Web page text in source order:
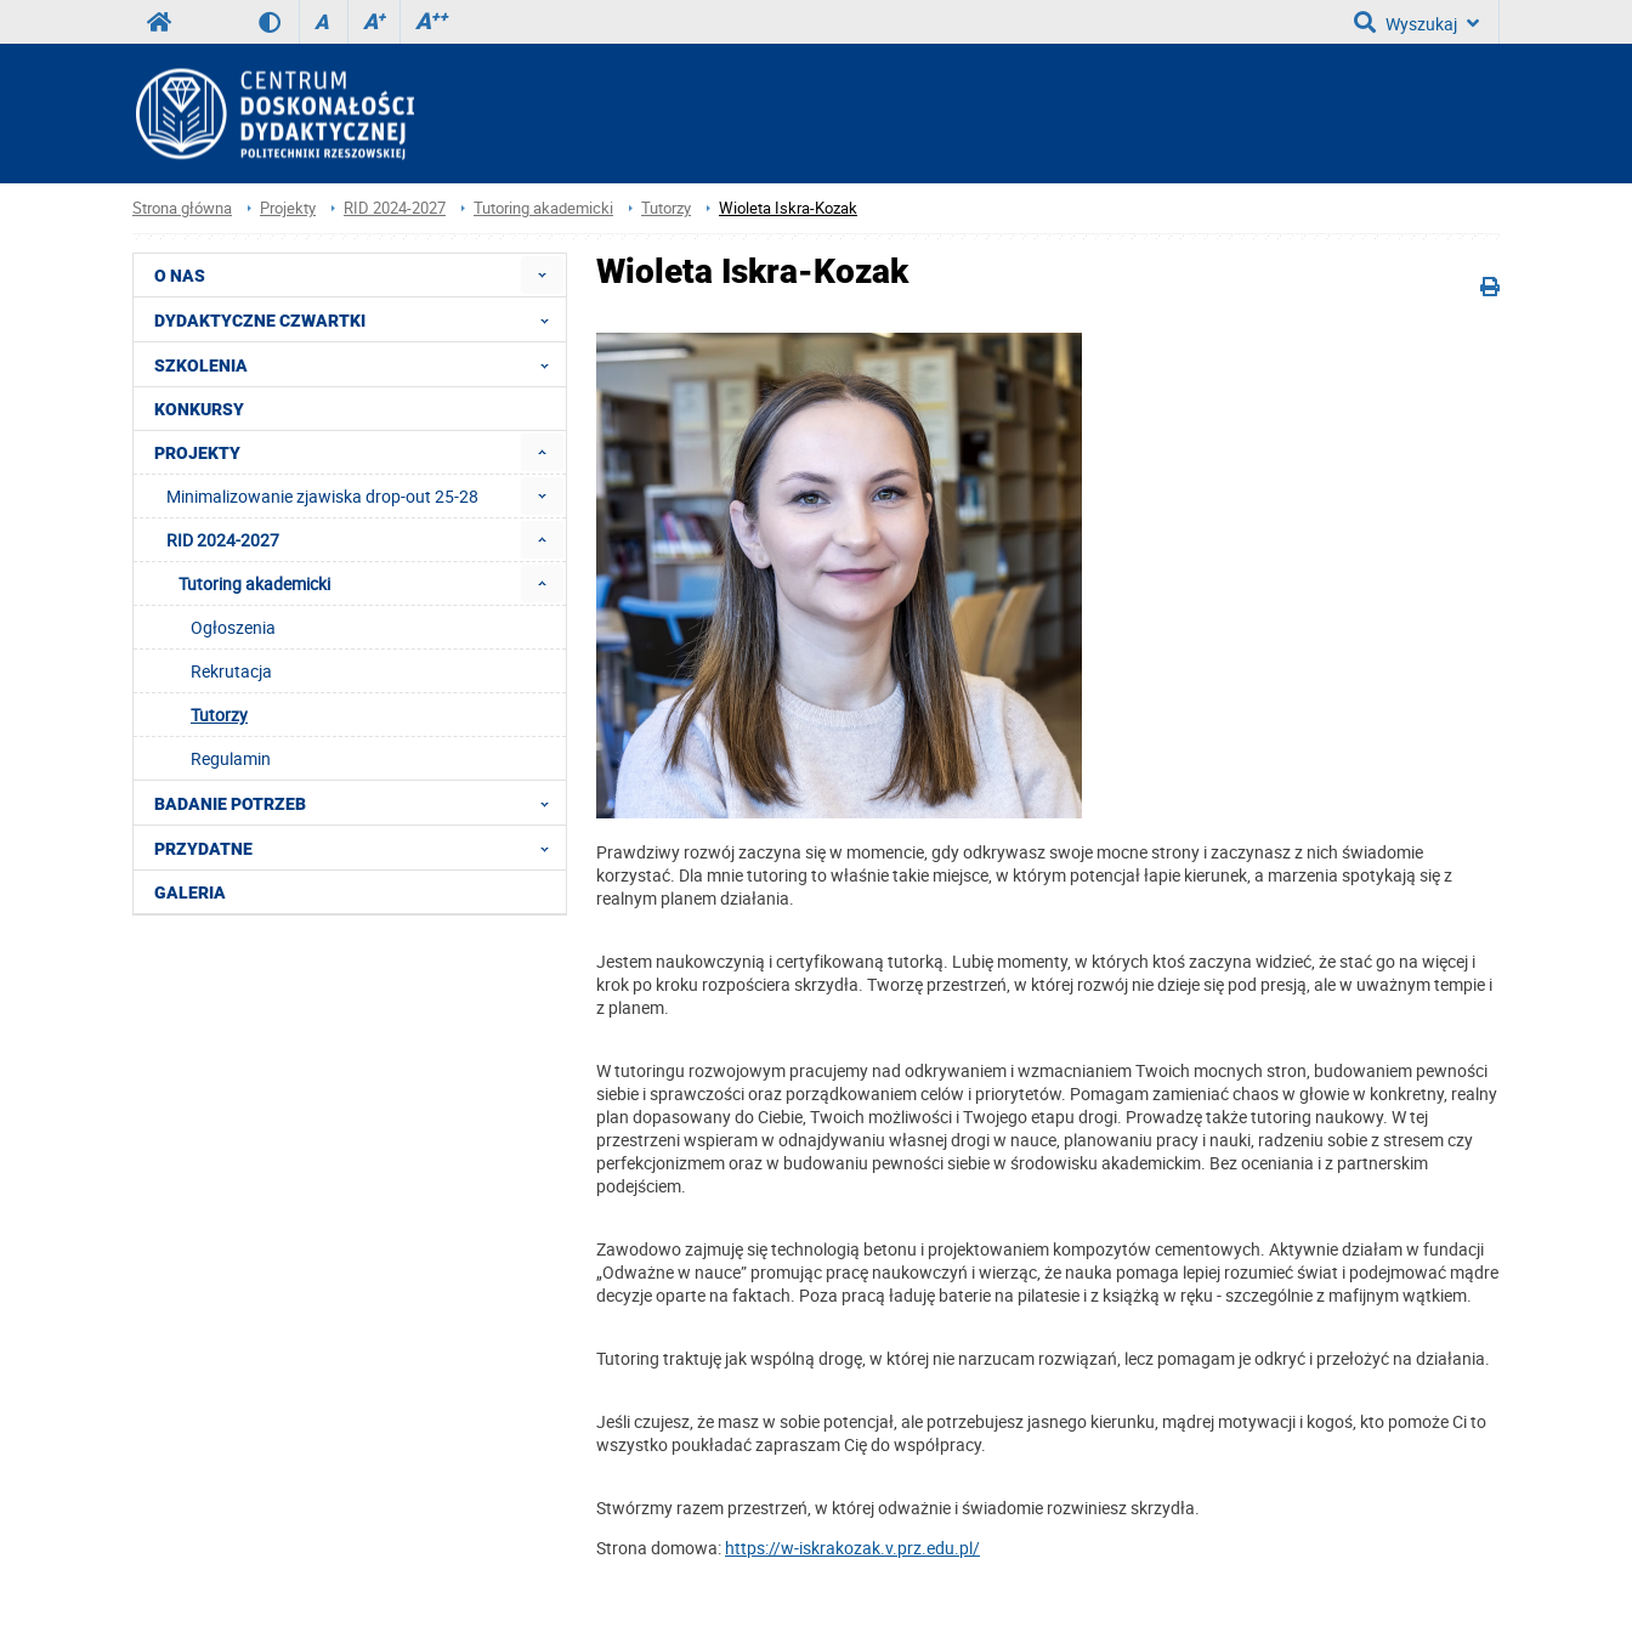
A A+ A++ Wyszukaj
Strona główna Projekty RID 2024-2027 Tutoring akademicki Tutorzy Wioleta Iskra-Kozak
O NAS
DYDAKTYCZNE CZWARTKI
SZKOLENIA
KONKURSY
PROJEKTY
Minimalizowanie zjawiska drop-out 25-28
RID 2024-2027
Tutoring akademicki
Ogłoszenia
Rekrutacja
Tutorzy
Regulamin
BADANIE POTRZEB
PRZYDATNE
GALERIA
Wioleta Iskra-Kozak
Prawdziwy rozwój zaczyna się w momencie, gdy odkrywasz swoje mocne strony i zaczynasz z nich świadomie
korzystać. Dla mnie tutoring to właśnie takie miejsce, w którym potencjał łapie kierunek, a marzenia spotykają się z
realnym planem działania.
Jestem naukowczynią i certyfikowaną tutorką. Lubię momenty, w których ktoś zaczyna widzieć, że stać go na więcej i
krok po kroku rozpościera skrzydła. Tworzę przestrzeń, w której rozwój nie dzieje się pod presją, ale w uważnym tempie i
z planem.
W tutoringu rozwojowym pracujemy nad odkrywaniem i wzmacnianiem Twoich mocnych stron, budowaniem pewności
siebie i sprawczości oraz porządkowaniem celów i priorytetów. Pomagam zamieniać chaos w głowie w konkretny, realny
plan dopasowany do Ciebie, Twoich możliwości i Twojego etapu drogi. Prowadzę także tutoring naukowy. W tej
przestrzeni wspieram w odnajdywaniu własnej drogi w nauce, planowaniu pracy i nauki, radzeniu sobie z stresem czy
perfekcjonizmem oraz w budowaniu pewności siebie w środowisku akademickim. Bez oceniania i z partnerskim
podejściem.
Zawodowo zajmuję się technologią betonu i projektowaniem kompozytów cementowych. Aktywnie działam w fundacji
„Odważne w nauce” promując pracę naukowczyń i wierząc, że nauka pomaga lepiej rozumieć świat i podejmować mądre
decyzje oparte na faktach. Poza pracą ładuję baterie na pilatesie i z książką w ręku - szczególnie z mafijnym wątkiem.
Tutoring traktuję jak wspólną drogę, w której nie narzucam rozwiązań, lecz pomagam je odkryć i przełożyć na działania.
Jeśli czujesz, że masz w sobie potencjał, ale potrzebujesz jasnego kierunku, mądrej motywacji i kogoś, kto pomoże Ci to
wszystko poukładać zapraszam Cię do współpracy.
Stwórzmy razem przestrzeń, w której odważnie i świadomie rozwiniesz skrzydła.
Strona domowa: https://w-iskrakozak.v.prz.edu.pl/